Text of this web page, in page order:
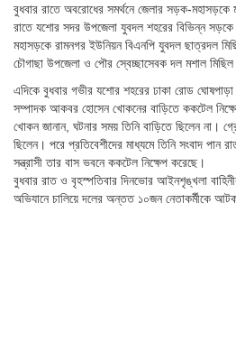
বুধবার রাতে অবরোধের সমর্থনে জেলার সড়ক-মহাসড়কে
রাতে যশোর সদর উপজেলা যুবদল শহরের বিভিন্ন
মহাসড়কে রামনগর ইউনিয়ন বিএনপি যুবদল ছাত্রদল
চৌগাছা উপজেলা ও পৌর স্বেচ্ছাসেবক দল মশাল
এদিকে বুধবার গভীর যশোর শহরের ঢাকা রোড
সম্পাদক আকবর হোসেন খোকনের বাড়িতে ককটেল
খোকন জানান, ঘটনার সময় তিনি বাড়িতে ছিলেন না।
ছিলেন। পরে প্রতিবেশীদের মাধ্যমে তিনি সংবাদ পান
সন্ত্রাসী তার বাস ভবনে ককটেল নিক্ষেপ করেছে।
বুধবার রাত ও বৃহস্পতিবার দিনভোর আইনশৃঙ্খলা
অভিযানে চালিয়ে দলের অন্তত ১০জন নেতাকর্মীকে